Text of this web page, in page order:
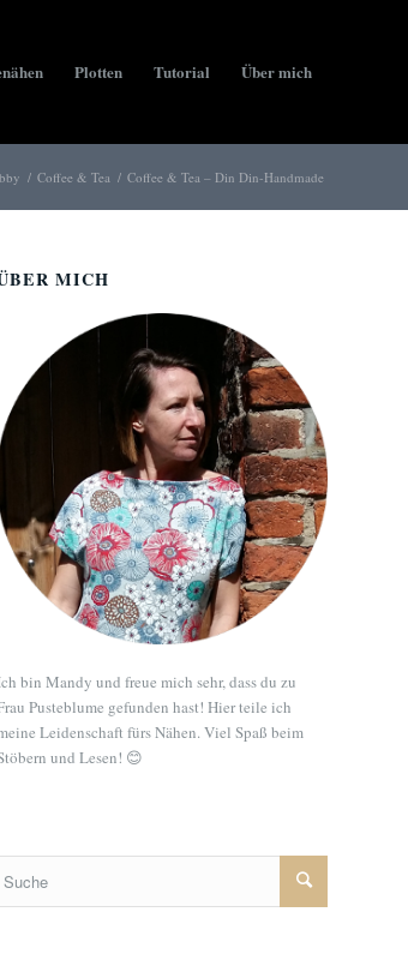
Plotten Tutorial Über mich
/ Coffee & Tea / Coffee & Tea – Din Din-Handmade
MICH
bin Mandy und freue mich sehr, dass du zu
Pusteblume gefunden hast! Hier teile ich
Leidenschaft fürs Nähen. Viel Spaß beim
und Lesen! 😊